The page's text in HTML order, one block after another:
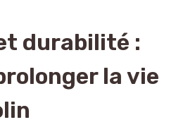
durabilité :
la vie